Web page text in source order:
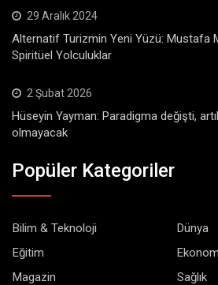
29 Aralık 2024
Alternatif Turizmin Yeni Yüzü: Mustafa
Spiritüel Yolculuklar
2 Şubat 2026
Hüseyin Yayman: Paradigma değişti,
olmayacak
Popüler Kategoriler
Bilim & Teknoloji
Dünya
Eğitim
Magazin
Sağlık